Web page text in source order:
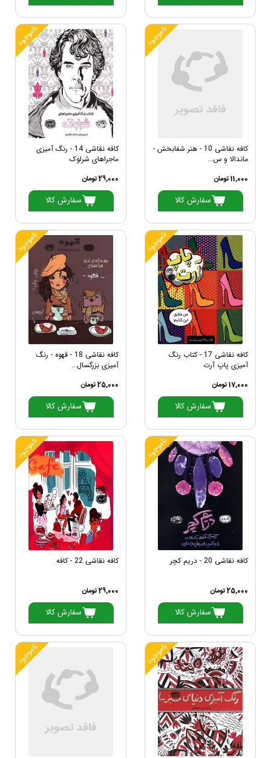
ناموجود
کافه نقاشی 10 - هنر شفابخش -
ماندالا و س...
11,000 تومان
سفارش کالا
ناموجود
کافه نقاشی 14 - رنگ آمیزی
ماجراهای شرلوک
29,000 تومان
سفارش کالا
ناموجود
کافه نقاشی 17 - کتاب رنگ
آمیزی پاپ آرت
17,000 تومان
سفارش کالا
ناموجود
کافه نقاشی 18 - قهوه - رنگ
آمیزی بزرگسال...
25,000 تومان
سفارش کالا
ناموجود
کافه نقاشی 20 - دریم کچر
25,000 تومان
سفارش کالا
ناموجود
کافه نقاشی 22 - کافه
29,000 تومان
سفارش کالا
ناموجود ناموجود